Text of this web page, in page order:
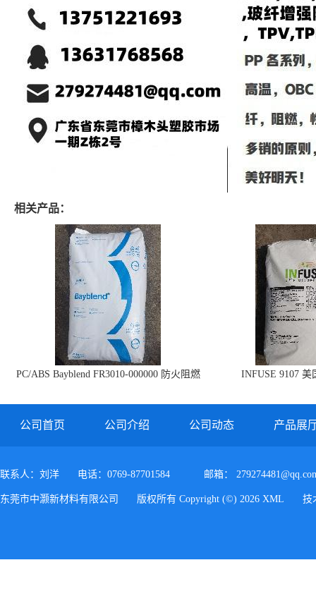
相关产品：
PC/ABS Bayblend FR3010-000000 防火阻燃
INFUSE 9107 美
公司首页 公司介绍 公司动态 产品展
联系人：刘洋 电话：0769-87701584 邮箱：
东莞市中灏新材料有限公司 版权所有 Copyright (©) 2026 XML 技